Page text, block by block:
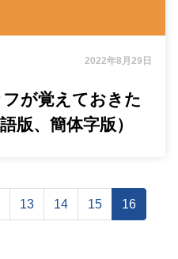
2022年8月29日
が覚えておきた
版、簡体字版）
13 14 15 16